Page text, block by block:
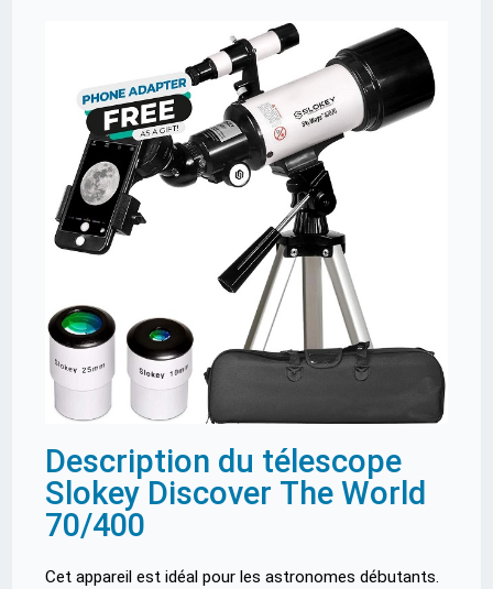
Description du télescope
Slokey Discover The World
70/400
Cet appareil est idéal pour les astronomes débutants.